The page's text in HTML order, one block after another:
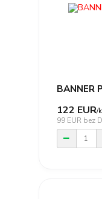
BANNER
122 EUR/
99 EUR bez